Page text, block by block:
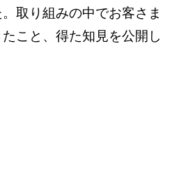
取り組みの中でお客さま
こと、得た知見を公開し